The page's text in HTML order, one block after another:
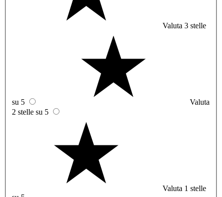
Valuta 3 stelle
su 5
Valuta
2 stelle su 5
Valuta 1 stelle